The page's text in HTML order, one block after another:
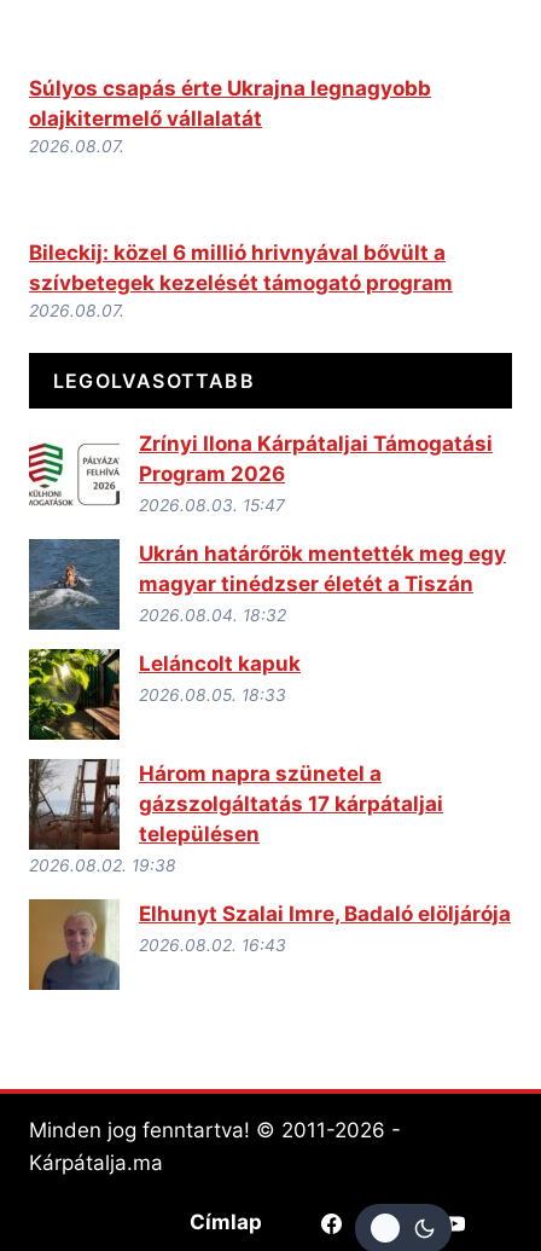
Súlyos csapás érte Ukrajna legnagyobb
olajkitermelő vállalatát
2026.08.07.
Bileckij: közel 6 millió hrivnyával bővült a
szívbetegek kezelését támogató program
2026.08.07.
LEGOLVASOTTABB
Zrínyi Ilona Kárpátaljai Támogatási
Program 2026
2026.08.03. 15:47
Ukrán határőrök mentették meg egy
magyar tinédzser életét a Tiszán
2026.08.04. 18:32
Leláncolt kapuk
2026.08.05. 18:33
Három napra szünetel a
gázszolgáltatás 17 kárpátaljai
településen
2026.08.02. 19:38
Elhunyt Szalai Imre, Badaló elöljárója
2026.08.02. 16:43
Minden jog fenntartva! © 2011-2026 -
Kárpátalja.ma
Címlap